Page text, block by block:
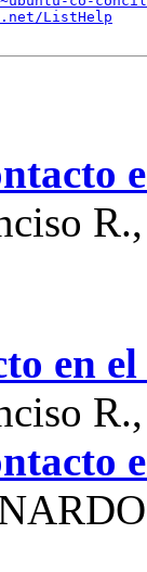
ListHelp
en